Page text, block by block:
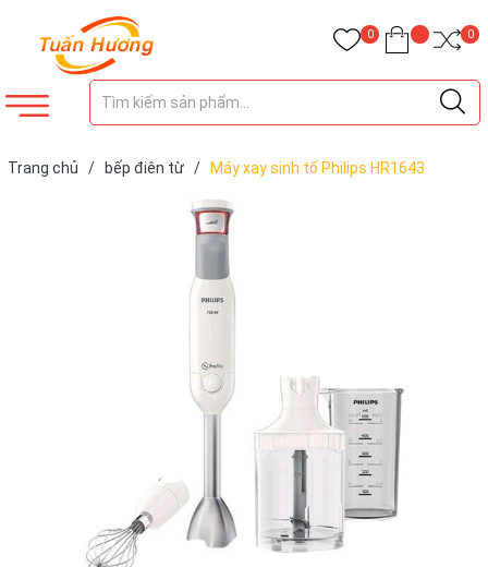
0 0
Trang chủ / bếp điên từ / Máy xay sinh tố Philips HR1643